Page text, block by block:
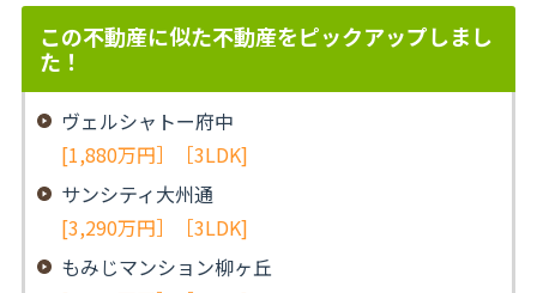
この不動産に似た不動産をピックアップしまし
た！
ヴェルシャトー府中
[1,880万円］［3LDK]
サンシティ大州通
[3,290万円］［3LDK]
もみじマンション柳ヶ丘